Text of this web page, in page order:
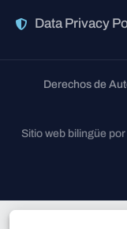
Data Privacy
Derechos de
Sitio web bilingüe